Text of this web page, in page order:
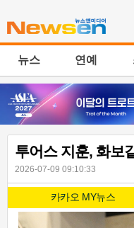
뉴스 연예
투어스 지훈, 화보
2026-07-09 09:10:33
카카오 MY뉴스